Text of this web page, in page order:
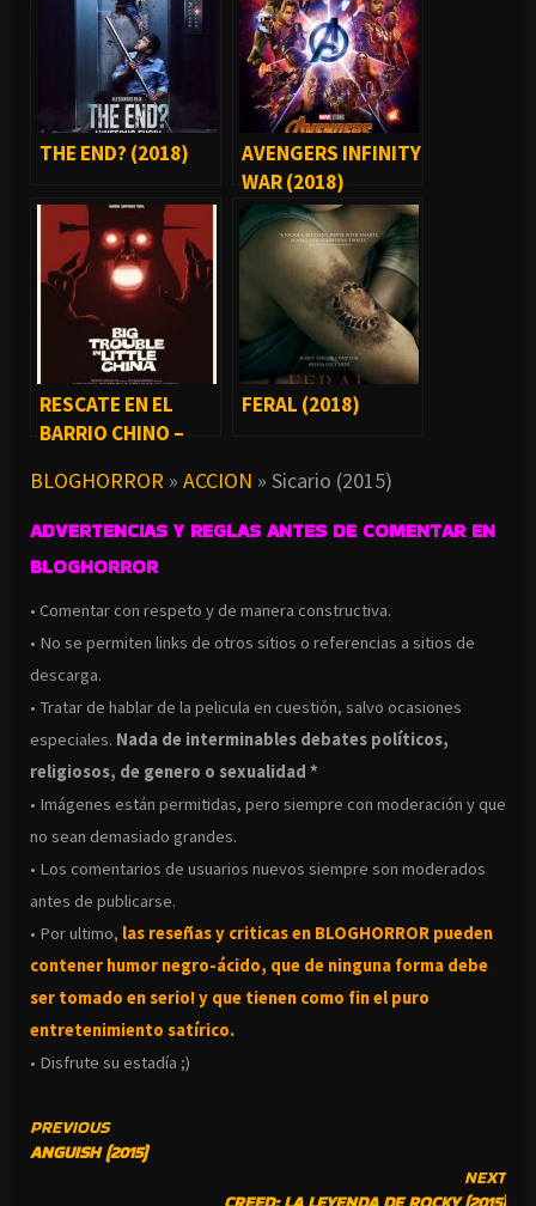
THE END? (2018)
AVENGERS INFINITY
WAR (2018)
RESCATE EN EL
BARRIO CHINO –
LITTLE CHINA
(1986)
FERAL (2018)
BLOGHORROR » ACCION » Sicario (2015)
ADVERTENCIAS Y REGLAS ANTES DE COMENTAR EN
BLOGHORROR
• Comentar con respeto y de manera constructiva.
• No se permiten links de otros sitios o referencias a sitios de
descarga.
• Tratar de hablar de la pelicula en cuestión, salvo ocasiones
especiales. Nada de interminables debates políticos,
religiosos, de genero o sexualidad *
• Imágenes están permitidas, pero siempre con moderación y que
no sean demasiado grandes.
• Los comentarios de usuarios nuevos siempre son moderados
antes de publicarse.
• Por ultimo, las reseñas y criticas en BLOGHORROR pueden
contener humor negro-ácido, que de ninguna forma debe
ser tomado en serio! y que tienen como fin el puro
entretenimiento satírico.
• Disfrute su estadía ;)
CONTINUE
READING
PREVIOUS
ANGUISH (2015)
NEXT